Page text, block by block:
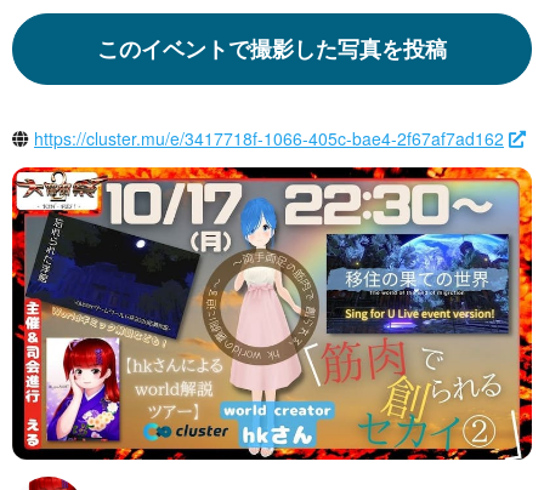
このイベントで撮影した写真を投稿
https://cluster.mu/e/3417718f-1066-405c-bae4-2f67af7ad162